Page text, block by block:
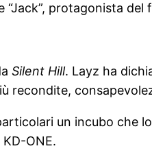
protagonista
Silent Hill. Layz ha
recondite,
un incubo che
ONE.